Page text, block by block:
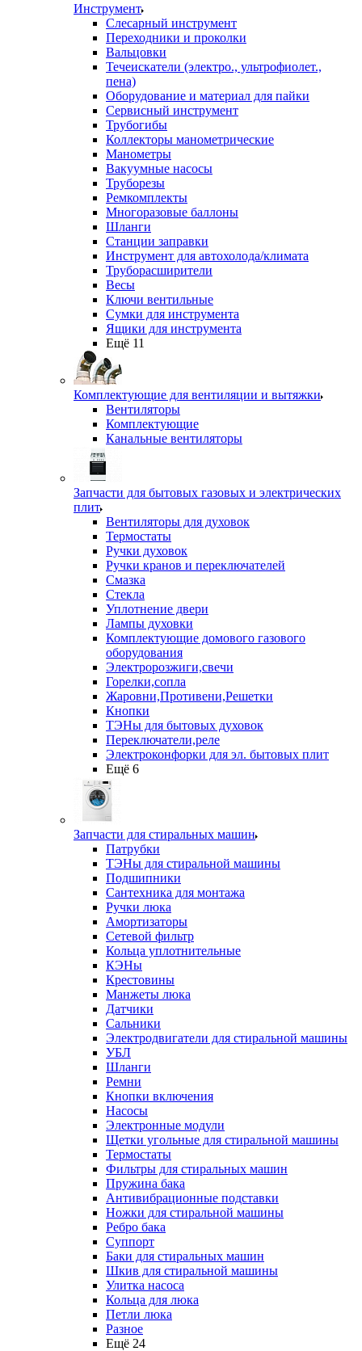
Инструмент
Слесарный инструмент
Переходники и проколки
Вальцовки
Течеискатели (электро., ультрофиолет.,
пена)
Оборудование и материал для пайки
Сервисный инструмент
Трубогибы
Коллекторы манометрические
Манометры
Вакуумные насосы
Труборезы
Ремкомплекты
Многоразовые баллоны
Шланги
Станции заправки
Инструмент для автохолода/климата
Труборасширители
Весы
Ключи вентильные
Сумки для инструмента
Ящики для инструмента
Ещё 11
Комплектующие для вентиляции и вытяжки
Вентиляторы
Комплектующие
Канальные вентиляторы
Запчасти для бытовых газовых и электрических
плит
Вентиляторы для духовок
Термостаты
Ручки духовок
Ручки кранов и переключателей
Смазка
Стекла
Уплотнение двери
Лампы духовки
Комплектующие домового газового
оборудования
Электророзжиги,свечи
Горелки,сопла
Жаровни,Противени,Решетки
Кнопки
ТЭНы для бытовых духовок
Переключатели,реле
Электроконфорки для эл. бытовых плит
Ещё 6
Запчасти для стиральных машин
Патрубки
ТЭНы для стиральной машины
Подшипники
Сантехника для монтажа
Ручки люка
Амортизаторы
Сетевой фильтр
Кольца уплотнительные
КЭНы
Крестовины
Манжеты люка
Датчики
Сальники
Электродвигатели для стиральной машины
УБЛ
Шланги
Ремни
Кнопки включения
Насосы
Электронные модули
Щетки угольные для стиральной машины
Термостаты
Фильтры для стиральных машин
Пружина бака
Антивибрационные подставки
Ножки для стиральной машины
Ребро бака
Суппорт
Баки для стиральных машин
Шкив для стиральной машины
Улитка насоса
Кольца для люка
Петли люка
Разное
Ещё 24